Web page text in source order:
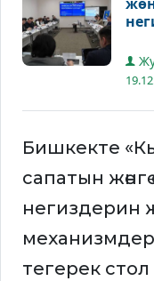
Бишкекте
сапатын
негиздерин
тегерек стол